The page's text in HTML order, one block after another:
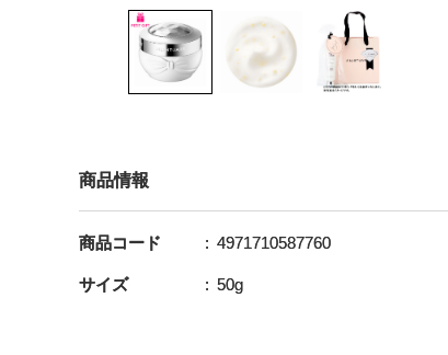
商品情報
商品コード 4971710587760
サイズ 50g